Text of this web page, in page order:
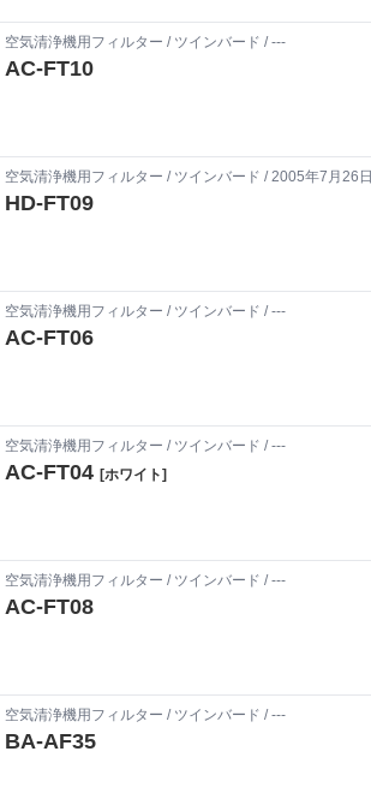
空気清浄機用フィルター / ツインバード / ---
AC-FT10
空気清浄機用フィルター / ツインバード / 2005年7月26日
HD-FT09
空気清浄機用フィルター / ツインバード / ---
AC-FT06
空気清浄機用フィルター / ツインバード / ---
AC-FT04 [ホワイト]
空気清浄機用フィルター / ツインバード / ---
AC-FT08
空気清浄機用フィルター / ツインバード / ---
BA-AF35